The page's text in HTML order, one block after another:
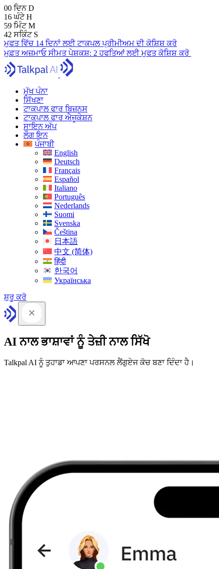
00 ਦਿਨD
16 ਘੰਟੇH
59 ਮਿੰਟM
41 ਸਕਿੰਟ S
ਮੁਫਤ ਵਿੱਚ 14 ਦਿਨਾਂ ਲਈ ਟਾਕਪਲ ਪ੍ਰੀਮੀਅਮ ਦੀ ਕੋਸ਼ਿਸ਼ ਕਰੋ
ਮੁਫ਼ਤ ਅਜ਼ਮਾਓਸੀਮਤ ਪੇਸ਼ਕਸ਼: 2 ਹਫਤਿਆਂ ਲਈ ਮੁਫਤ ਕੋਸ਼ਿਸ਼ ਕਰੋ
ਮੁੱਖ ਪੰਨਾ
ਸਿੱਖਣਾ
ਟਾਕਪਾਲ ਫਾਰ ਬਿਜ਼ਨਸ
ਟਾਕਪਾਲ ਫਾਰ ਐਜੂਕੇਸ਼ਨ
ਸਾਇਨ ਅੱਪ
ਲੌਗ ਇਨ
ਪੰਜਾਬੀ
English
Deutsch
Français
Español
Italiano
Português
Nederlands
Suomi
Svenska
Čeština
日本語
中文 (简体)
हिंदी
한국어
Українська
ਸ਼ੁਰੂ ਕਰੋ
AI ਨਾਲ ਭਾਸ਼ਾਵਾਂ ਨੂੰ ਤੇਜ਼ੀ ਨਾਲ ਸਿੱਖੋ
Talkpal AI ਨੂੰ ਤੁਹਾਡਾ ਆਪਣਾ ਪਰਸਨਲ ਲੈਂਗੁਏਜ ਕੋਚ ਬਣਾ ਦਿੰਦਾ ਹੈ।